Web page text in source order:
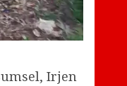
Irjen